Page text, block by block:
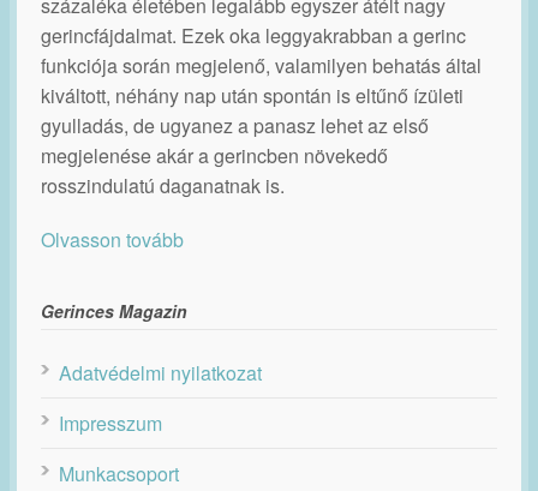
gerincfájdalmat. Ezek oka leggyakrabban a gerinc
funkciója során megjelenő, valamilyen behatás által
kiváltott, néhány nap után spontán is eltűnő ízületi
gyulladás, de ugyanez a panasz lehet az első
megjelenése akár a gerincben növekedő
rosszindulatú daganatnak is.
Olvasson tovább
Gerinces Magazin
Adatvédelmi nyilatkozat
Impresszum
Munkacsoport